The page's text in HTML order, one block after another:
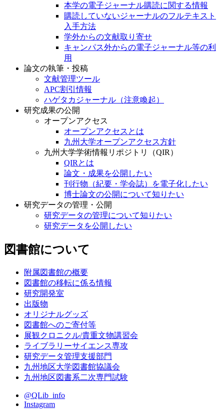
本学の電子ジャーナル購読に関する情報
購読していないジャーナルのフルテキスト
入手方法
学外からの文献取り寄せ
キャンパス外からの電子ジャーナル等の利
用
論文の執筆・投稿
文献管理ツール
APC割引情報
ハゲタカジャーナル（注意喚起）
研究成果の公開
オープンアクセス
オープンアクセスとは
九州大学オープンアクセス方針
九州大学学術情報リポジトリ（QIR）
QIRとは
論文・成果を公開したい
刊行物（紀要・学会誌）を電子化したい
博士論文の公開について知りたい
研究データの管理・公開
研究データの管理について知りたい
研究データを公開したい
図書館について
附属図書館の概要
図書館の移転に係る情報
研究開発室
出版物
オリジナルグッズ
図書館へのご寄付等
展観クロニクル/貴重文物講習会
ライブラリーサイエンス専攻
研究データ管理支援部門
九州地区大学図書館協議会
九州地区図書系二次専門試験
@QLib_info
Instagram